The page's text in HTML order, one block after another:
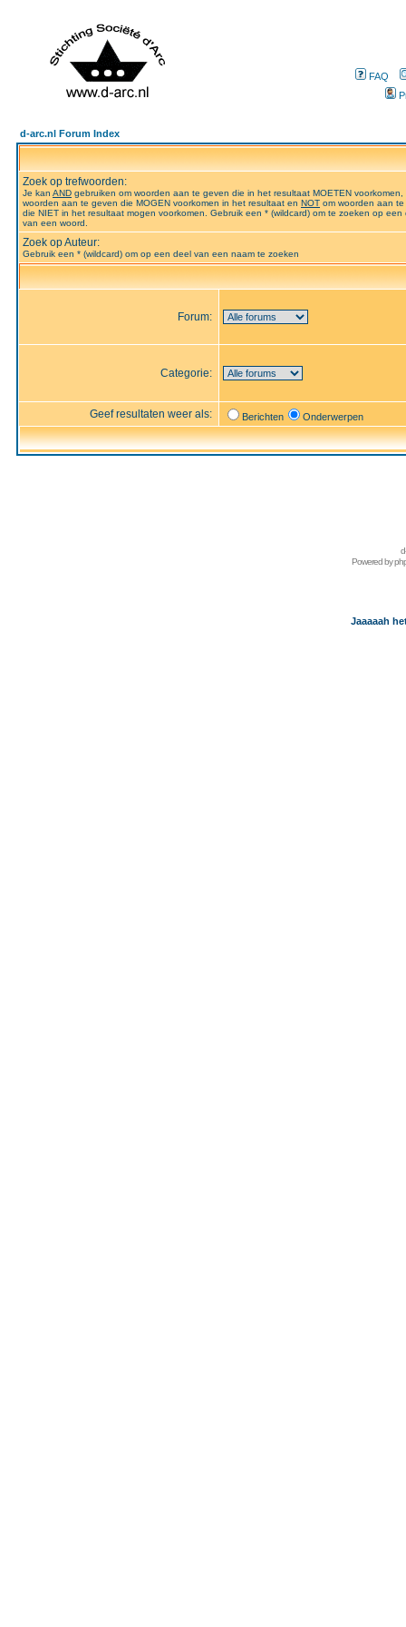
FAQ
d-arc.nl Forum Index
Zoek op trefwoorden:
Je kan AND gebruiken om woorden aan te geven die in het resultaat MOETEN voorkomen,
woorden aan te geven die MOGEN voorkomen in het resultaat en NOT om woorden aan
die NIET in het resultaat mogen voorkomen. Gebruik een * (wildcard) om te zoeken op een
van een woord.
Zoek op Auteur:
Gebruik een * (wildcard) om op een deel van een naam te zoeken
Forum:
Categorie:
Geef resultaten weer als: Berichten Onderwerpen
Powered by
Jaaaaah